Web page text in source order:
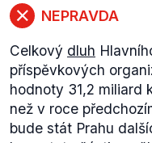
NEPRAVDA
Celkový dluh
příspěvkových
hodnoty 31,2 miliard
než v roce
bude stát Prahu